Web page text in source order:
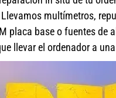
multímetros,
placa base o fuentes
llevar el ordenador a